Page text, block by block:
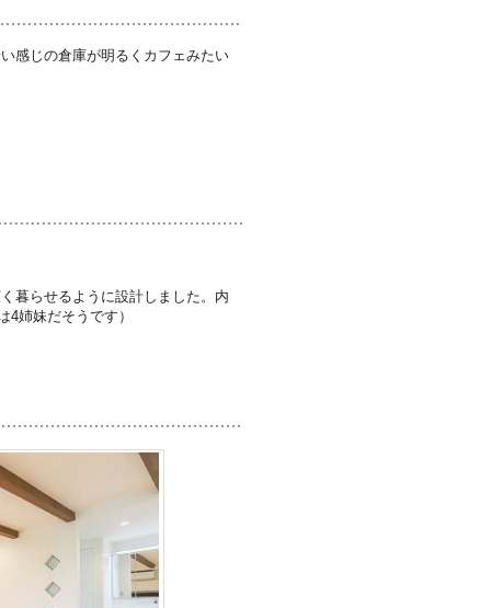
感じの倉庫が明るくカフェみたい
暮らせるように設計しました。内
姉妹だそうです）